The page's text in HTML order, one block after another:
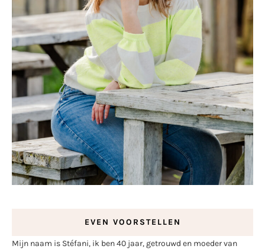
EVEN VOORSTELLEN
Mijn naam is Stéfani, ik ben 40 jaar, getrouwd en moeder van